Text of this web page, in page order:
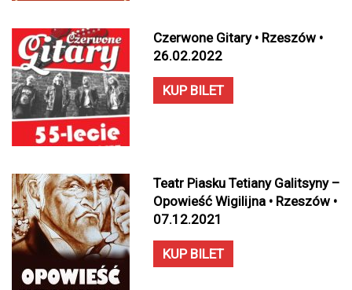
Czerwone Gitary • Rzeszów •
26.02.2022
KUP BILET
Teatr Piasku Tetiany Galitsyny –
Opowieść Wigilijna • Rzeszów •
07.12.2021
KUP BILET